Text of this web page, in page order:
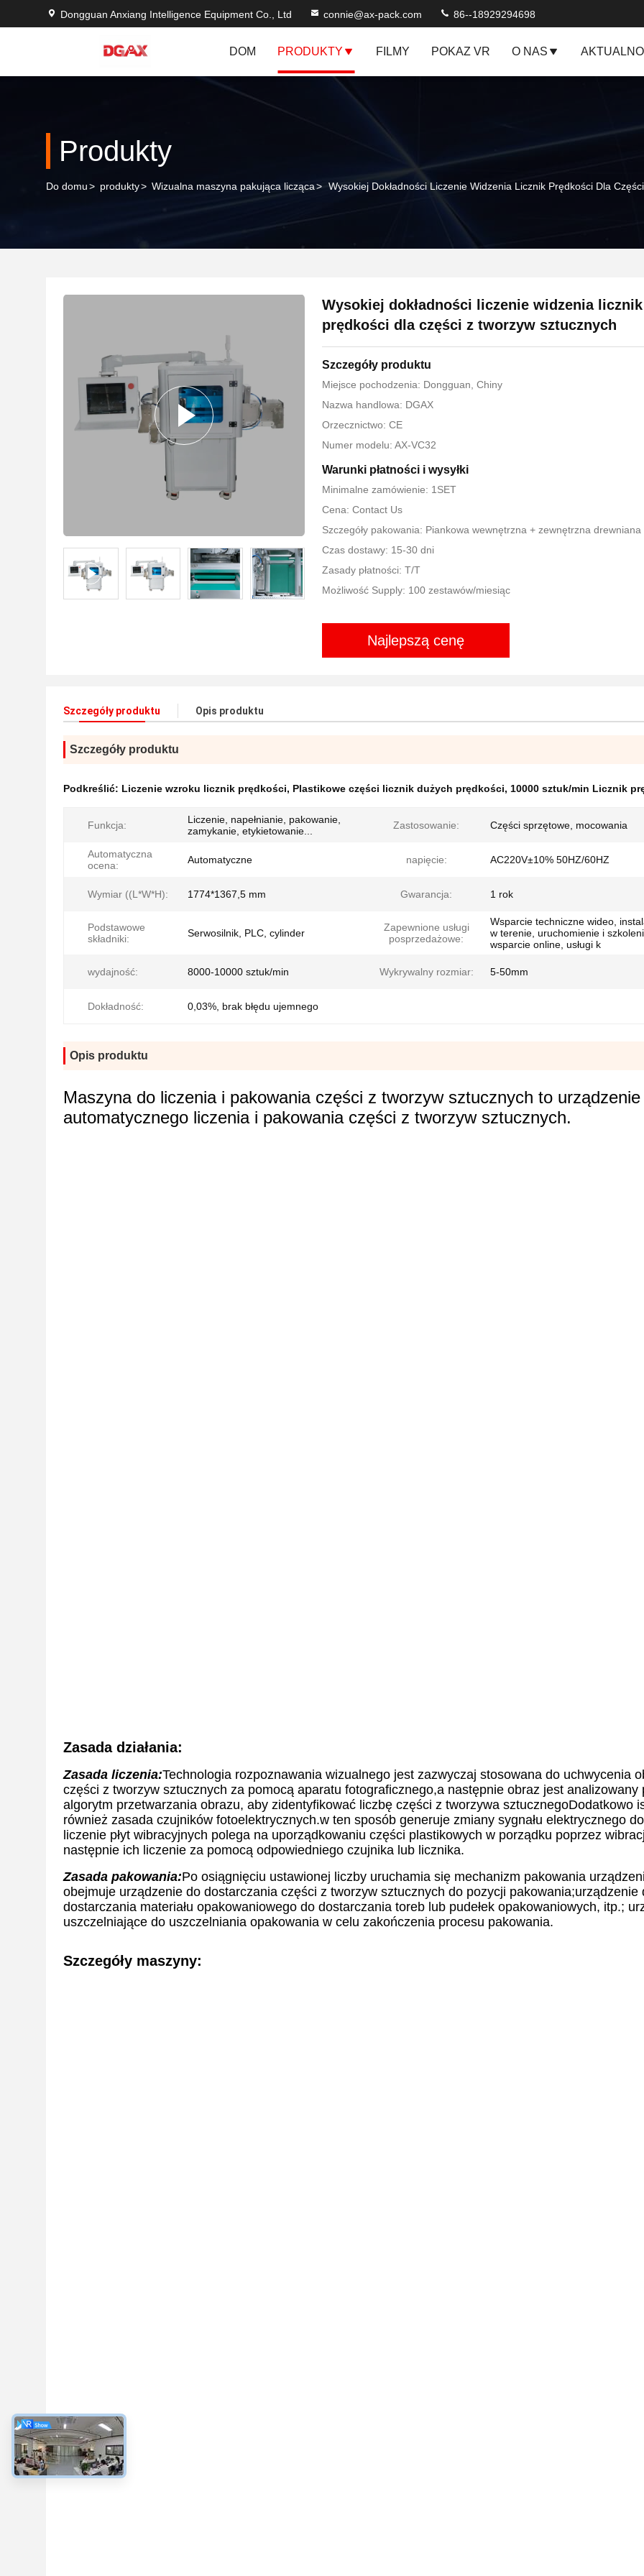
Dongguan Anxiang Intelligence Equipment Co., Ltd connie@ax-pack.com 86--18929294698
DOM PRODUKTY FILMY POKAZ VR O NAS
Produkty
Do domu> produkty> Wizualna maszyna pakująca licząca> Wysokiej Dokładności Liczenie Widzenia Licznik Prędkości Dla
Wysokiej dokładności liczenie widzenia licznik
prędkości dla części z tworzyw sztucznych
Szczegóły produktu
Miejsce pochodzenia: Dongguan, Chiny
Nazwa handlowa: DGAX
Orzecznictwo: CE
Numer modelu: AX-VC32
Warunki płatności i wysyłki
Minimalne zamówienie: 1SET
Cena: Contact Us
Szczegóły pakowania: Piankowa wewnętrzna + zewnętrzna
Czas dostawy: 15-30 dni
Zasady płatności: T/T
Możliwość Supply: 100 zestawów/miesiąc
Najlepszą cenę
Szczegóły produktu Opis produktu
Szczegóły produktu
Podkreślić: Liczenie wzroku licznik prędkości, Plastikowe części licznik dużych prędkości, 10000 sztuk/min Licznik
Funkcja:
Liczenie, napełnianie, pakowanie,
zamykanie, etykietowanie...
Zastosowanie: Części sprzętowe, mocowania
Automatyczna
ocena:
Automatyczne napięcie: AC220V±10% 50HZ/60HZ
Wymiar ((L*W*H): 1774*1367,5 mm Gwarancja: 1 rok
Podstawowe
składniki:
Serwosilnik, PLC, cylinder
Zapewnione usługi
posprzedażowe:
Wsparcie techniczne wideo,
w terenie, uruchomienie i
wsparcie online, usługi k
wydajność: 8000-10000 sztuk/min Wykrywalny rozmiar: 5-50mm
Dokładność: 0,03%, brak błędu ujemnego
Opis produktu
Maszyna do liczenia i pakowania części z tworzyw sztucznych to
automatycznego liczenia i pakowania części z tworzyw sztucznych.
Zasada działania:
Zasada liczenia:Technologia rozpoznawania wizualnego jest zazwyczaj stosowana do uchwycenia
części z tworzyw sztucznych za pomocą aparatu fotograficznego,a następnie obraz jest analizowany
algorytm przetwarzania obrazu, aby zidentyfikować liczbę części z tworzywa sztucznegoDodatkowo
również zasada czujników fotoelektrycznych.w ten sposób generuje zmiany sygnału elektrycznego
liczenie płyt wibracyjnych polega na uporządkowaniu części plastikowych w porządku poprzez
następnie ich liczenie za pomocą odpowiedniego czujnika lub licznika.
Zasada pakowania:Po osiągnięciu ustawionej liczby uruchamia się mechanizm pakowania
obejmuje urządzenie do dostarczania części z tworzyw sztucznych do pozycji pakowania;urządzenie
dostarczania materiału opakowaniowego do dostarczania toreb lub pudełek opakowaniowych, itp.;
uszczelniające do uszczelniania opakowania w celu zakończenia procesu pakowania.
Szczegóły maszyny: